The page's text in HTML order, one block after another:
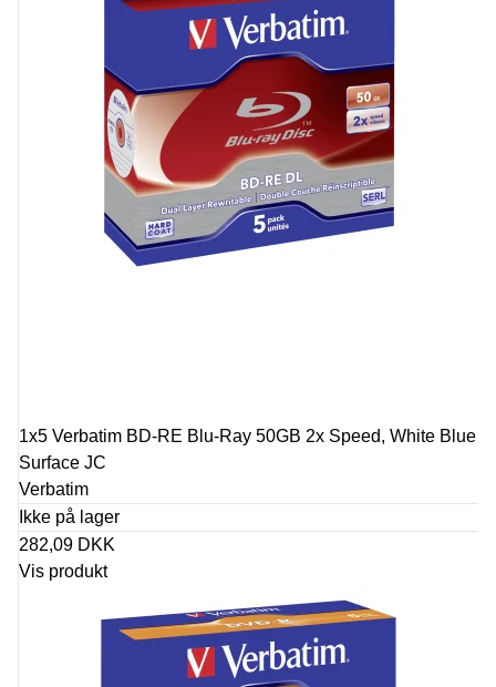
1x5 Verbatim BD-RE Blu-Ray 50GB 2x Speed, White Blue
Surface JC
Verbatim
Ikke på lager
282,09 DKK
Vis produkt